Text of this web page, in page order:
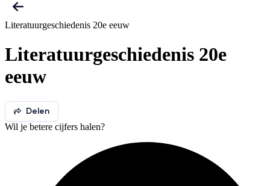
Literatuurgeschiedenis 20e eeuw
Literatuurgeschiedenis 20e
eeuw
Delen
Wil je betere cijfers halen?